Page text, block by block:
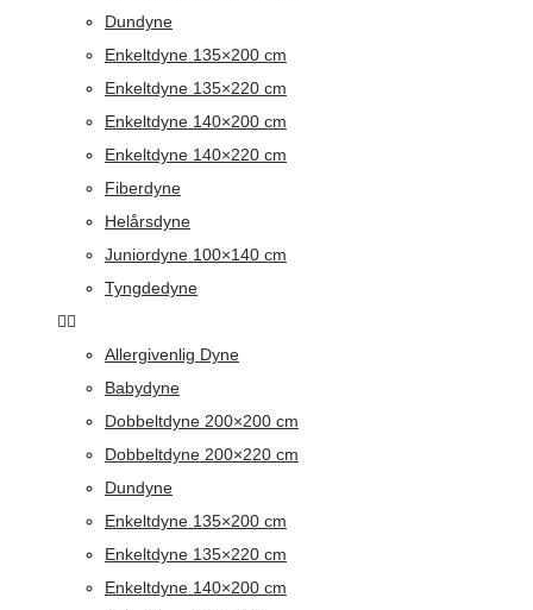
Dundyne
Enkeltdyne 135×200 cm
Enkeltdyne 135×220 cm
Enkeltdyne 140×200 cm
Enkeltdyne 140×220 cm
Fiberdyne
Helårsdyne
Juniordyne 100×140 cm
Tyngdedyne
Allergivenlig Dyne
Babydyne
Dobbeltdyne 200×200 cm
Dobbeltdyne 200×220 cm
Dundyne
Enkeltdyne 135×200 cm
Enkeltdyne 135×220 cm
Enkeltdyne 140×200 cm